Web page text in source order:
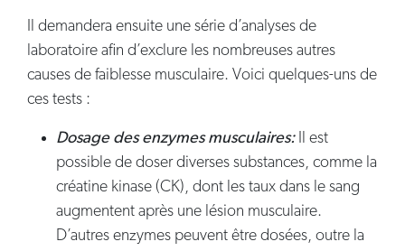
Il demandera ensuite une série d’analyses de
laboratoire afin d’exclure les nombreuses autres
causes de faiblesse musculaire. Voici quelques-uns de
ces tests :
Dosage des enzymes musculaires:Il est
possible de doser diverses substances, comme la
créatine kinase (CK), dont les taux dans le sang
augmentent après une lésion musculaire.
D’autres enzymes peuvent être dosées, outre la